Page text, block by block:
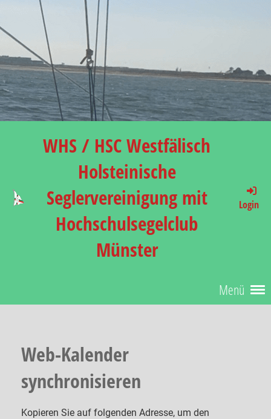
WHS / HSC Westfälisch
Holsteinische
Seglervereinigung mit
Hochschulsegelclub
Münster
Login
Menü
Web-Kalender
synchronisieren
Kopieren Sie auf folgenden Adresse, um den